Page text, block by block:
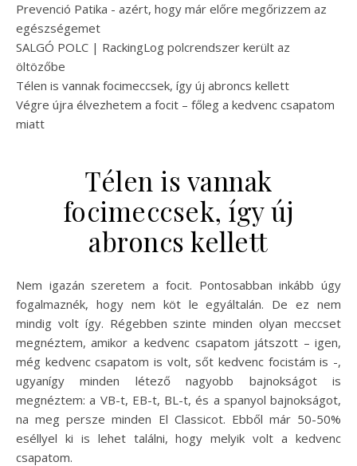
Prevenció Patika - azért, hogy már előre megőrizzem az
egészségemet
SALGÓ POLC | RackingLog polcrendszer került az
öltözőbe
Télen is vannak focimeccsek, így új abroncs kellett
Végre újra élvezhetem a focit – főleg a kedvenc csapatom
miatt
Télen is vannak
focimeccsek, így új
abroncs kellett
Nem igazán szeretem a focit. Pontosabban inkább úgy
fogalmaznék, hogy nem köt le egyáltalán. De ez nem
mindig volt így. Régebben szinte minden olyan meccset
megnéztem, amikor a kedvenc csapatom játszott – igen,
még kedvenc csapatom is volt, sőt kedvenc focistám is -,
ugyanígy minden létező nagyobb bajnokságot is
megnéztem: a VB-t, EB-t, BL-t, és a spanyol bajnokságot,
na meg persze minden El Classicot. Ebből már 50-50%
eséllyel ki is lehet találni, hogy melyik volt a kedvenc
csapatom.